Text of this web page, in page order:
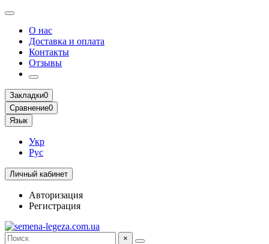
О нас
Доставка и оплата
Контакты
Отзывы
Закладки0
Сравнение0
Язык
Укр
Рус
Личный кабинет
Авторизация
Регистрация
×